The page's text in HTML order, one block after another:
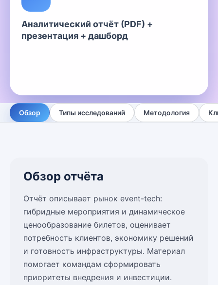
Аналитический отчёт (PDF) +
презентация + дашборд
Обзор Типы исследований Методология
Обзор отчёта
Отчёт описывает рынок event-tech:
гибридные мероприятия и динамическое
ценообразование билетов, оценивает
потребность клиентов, экономику решений
и готовность инфраструктуры. Материал
помогает командам сформировать
приоритеты внедрения и инвестиции.